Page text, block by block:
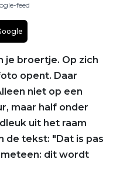
feed
je broertje. Op zich
opent. Daar
niet op een
maar half onder
uit het raam
de tekst: "Dat is pas
meteen: dit wordt